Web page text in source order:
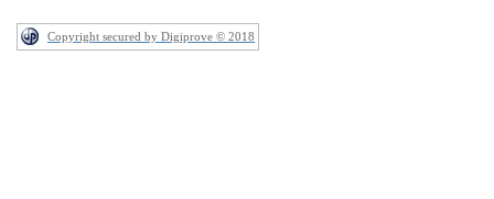
Copyright secured by Digiprove © 2018